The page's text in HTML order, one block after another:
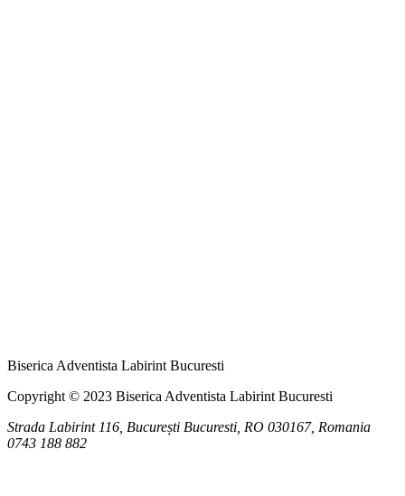
Biserica Adventista Labirint Bucuresti
Copyright © 2023 Biserica Adventista Labirint Bucuresti
Strada Labirint 116, București Bucuresti RO 030167, Romania
0743 188 882